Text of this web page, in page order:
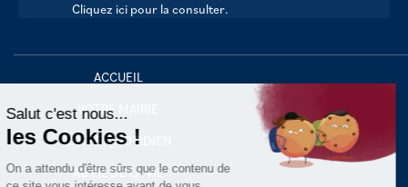
Cliquez ici pour la consulter.
ACCUEIL
VOTRE MAIRIE
VOTRE QUOTIDIEN
AU FIL DE LA VIE
Salut c'est nous...
les Cookies !
On a attendu d'être sûrs que le contenu de